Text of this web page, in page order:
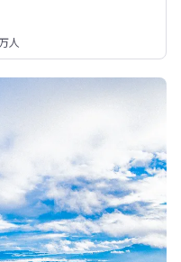
人